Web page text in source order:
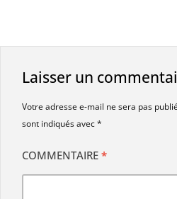
Laisser un
Votre adresse e-mail ne sera pas
sont indiqués avec*
COMMENTAIRE *